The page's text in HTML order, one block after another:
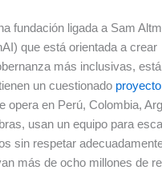
fundación ligada a Sam
que está orientada a crear
más inclusivas,
un cuestionado proyecto
opera en Perú, Colombia,
usan un equipo para
sin respetar
más de ocho millones de